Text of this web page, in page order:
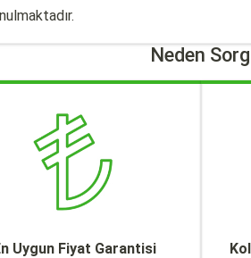
Neden
Uygun Fiyat Garantisi